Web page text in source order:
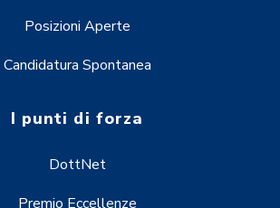
Posizioni Aperte
Candidatura Spontanea
I punti di forza
DottNet
Premio Eccellenze